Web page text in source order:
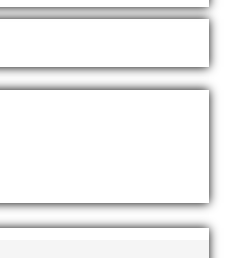
inomhus, dessutom sexa på VM inomhus och
fick ta emot priset ”Årets pulshöjare”,
nyårsafton. Formen är enkel, ett eller två varv